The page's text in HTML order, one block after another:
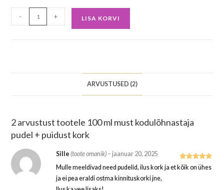
- + LISA KORVI
ARVUSTUSED (2)
2 arvustust tootele 100 ml must kodulõhnastaja
pudel + puidust kork
Hinnangug
Sille(toote omanik) – jaanuar 20, 2025
Mulle meeldivad need pudelid, ilus kork ja et kõik on ühes
ja ei pea eraldi ostma kinnituskorki jne,